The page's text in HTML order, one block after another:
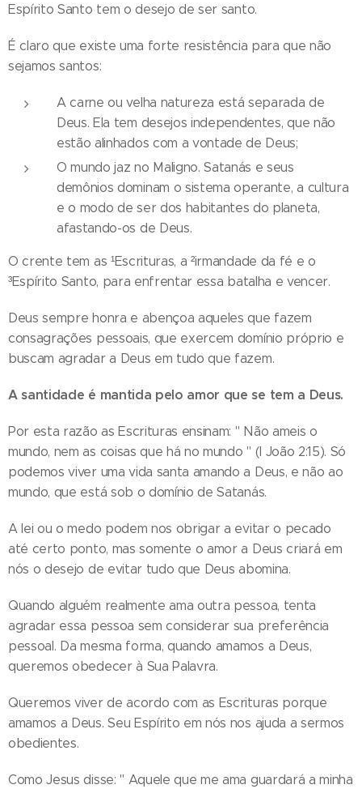
Espírito Santo tem o desejo de ser santo.
É claro que existe uma forte resistência para que não
sejamos santos:
A carne ou velha natureza está separada de
Deus. Ela tem desejos independentes, que não
estão alinhados com a vontade de Deus;
O mundo jaz no Maligno. Satanás e seus
demônios dominam o sistema operante, a cultura
e o modo de ser dos habitantes do planeta,
afastando-os de Deus.
O crente tem as ¹Escrituras, a ²irmandade da fé e o
³Espírito Santo, para enfrentar essa batalha e vencer.
Deus sempre honra e abençoa aqueles que fazem
consagrações pessoais, que exercem domínio próprio e
buscam agradar a Deus em tudo que fazem.
A santidade é mantida pelo amor que se tem a Deus.
Por esta razão as Escrituras ensinam: " Não ameis o
mundo, nem as coisas que há no mundo " (I João 2:15). Só
podemos viver uma vida santa amando a Deus, e não ao
mundo, que está sob o domínio de Satanás.
A lei ou o medo podem nos obrigar a evitar o pecado
até certo ponto, mas somente o amor a Deus criará em
nós o desejo de evitar tudo que Deus abomina.
Quando alguém realmente ama outra pessoa, tenta
agradar essa pessoa sem considerar sua preferência
pessoal. Da mesma forma, quando amamos a Deus,
queremos obedecer à Sua Palavra.
Queremos viver de acordo com as Escrituras porque
amamos a Deus. Seu Espírito em nós nos ajuda a sermos
obedientes.
Como Jesus disse: " Aquele que me ama guardará a minha